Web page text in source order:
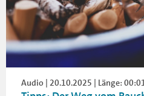
Audio | 20.10.2025 | Länge: